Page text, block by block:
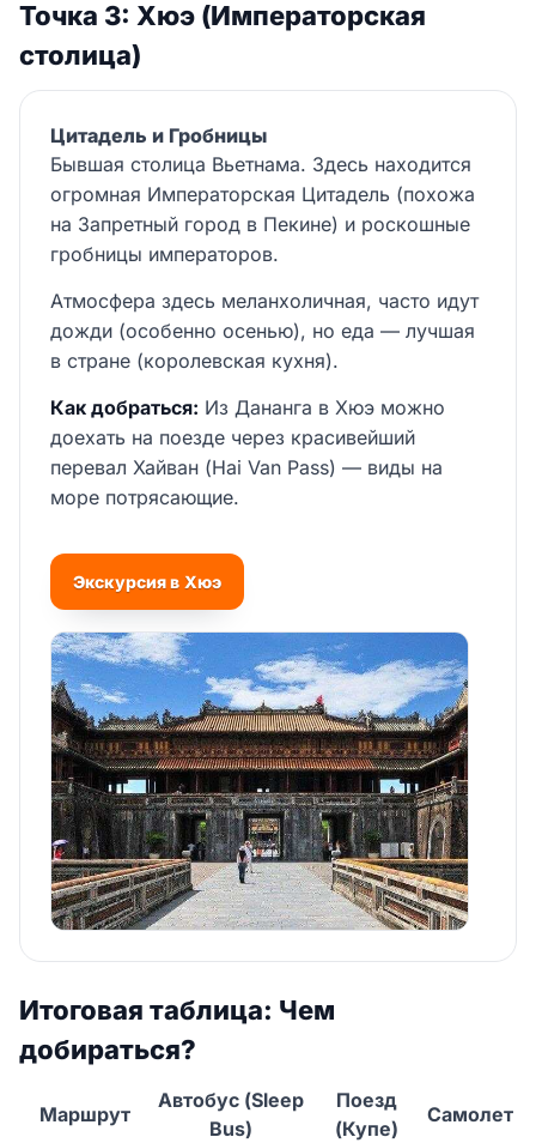
Точка 3: Хюэ (Императорская
столица)
Цитадель и Гробницы
Бывшая столица Вьетнама. Здесь находится
огромная Императорская Цитадель (похожа
на Запретный город в Пекине) и роскошные
гробницы императоров.
Атмосфера здесь меланхоличная, часто идут
дожди (особенно осенью), но еда — лучшая
в стране (королевская кухня).
Как добраться: Из Дананга в Хюэ можно
доехать на поезде через красивейший
перевал Хайван (Hai Van Pass) — виды на
море потрясающие.
Экскурсия в Хюэ
Итоговая таблица: Чем
добираться?
Маршрут
Автобус (Sleep
Bus)
Поезд
(Купе)
Самолет